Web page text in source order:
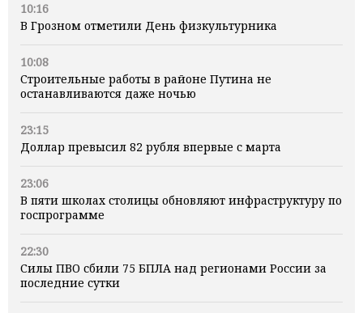
10:16
В Грозном отметили День физкультурника
10:08
Строительные работы в районе Путина не
останавливаются даже ночью
23:15
Доллар превысил 82 рубля впервые с марта
23:06
В пяти школах столицы обновляют инфраструктуру по
госпрограмме
22:30
Силы ПВО сбили 75 БПЛА над регионами России за
последние сутки